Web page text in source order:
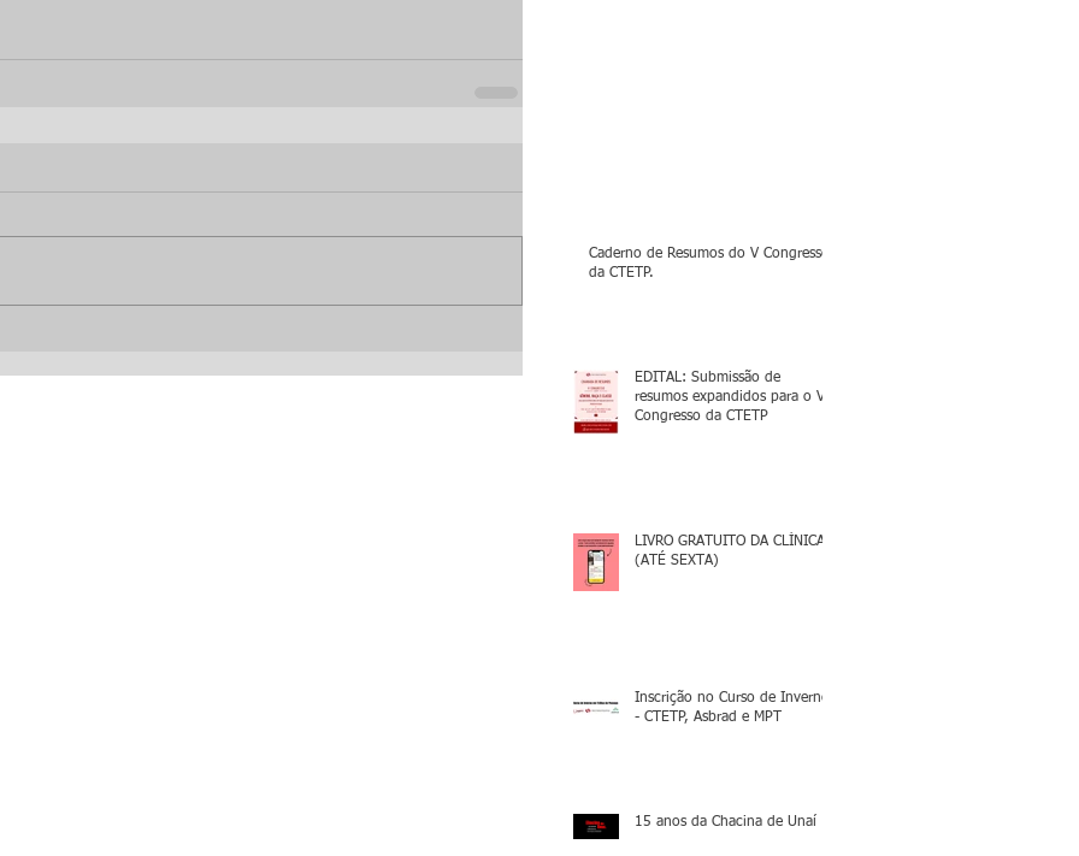
Caderno de Resumos do V Congresso
da CTETP.
EDITAL: Submissão de
resumos expandidos para o V
Congresso da CTETP
LIVRO GRATUITO DA CLÍNICA
(ATÉ SEXTA)
Inscrição no Curso de Inverno
- CTETP, Asbrad e MPT
15 anos da Chacina de Unaí